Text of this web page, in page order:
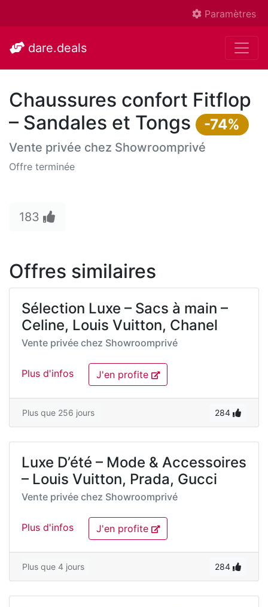
Paramètres
dare.deals
Chaussures confort Fitflop
– Sandales et Tongs
-74%
Vente privée chez Showroomprivé
Offre terminée
183
Offres similaires
Sélection Luxe – Sacs à main –
Celine, Louis Vuitton, Chanel
Vente privée chez Showroomprivé
Plus d'infos J'en profite
Plus que 256 jours 284
Luxe D’été – Mode & Accessoires
– Louis Vuitton, Prada, Gucci
Vente privée chez Showroomprivé
Plus d'infos J'en profite
Plus que 4 jours 284